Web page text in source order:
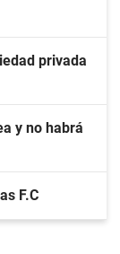
privada
y no habrá
F.C